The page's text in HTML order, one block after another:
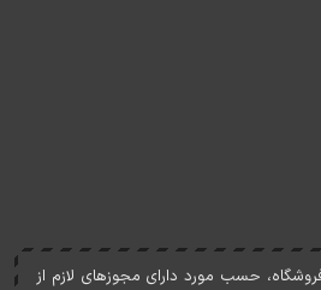
حسب مورد دارای مجوزهای لازم از